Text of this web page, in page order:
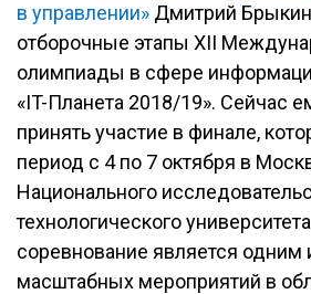
в управлении» Дмитрий
отборочные этапы XII
олимпиады в сфере
«IT-Планета 2018/19». Сейчас
принять участие в финале,
период с 4 по 7 октября в
Национального
технологического
соревнование является одним
масштабных мероприятий в